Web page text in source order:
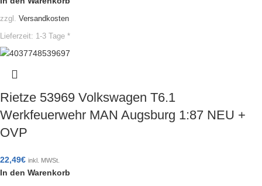
zzgl. Versandkosten
Lieferzeit: 1-3 Tage *
Rietze 53969 Volkswagen T6.1
Werkfeuerwehr MAN Augsburg 1:87 NEU +
OVP
22,49€ inkl. MWSt.
In den Warenkorb